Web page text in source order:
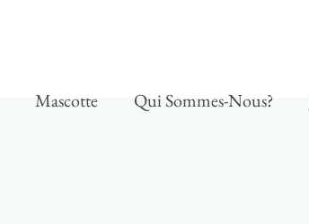
Mascotte Qui Sommes-Nous?